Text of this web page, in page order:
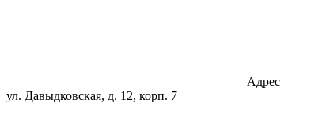
Адрес
ул. Давыдковская, д. 12, корп. 7